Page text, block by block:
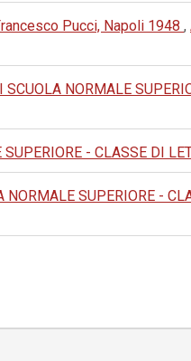
Pucci, Napoli 1948 ,
SCUOLA NORMALE
- CLASSE DI
NORMALE SUPERIORE -